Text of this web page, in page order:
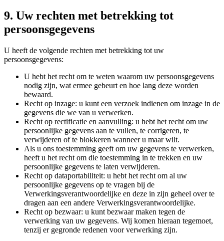
9. Uw rechten met betrekking tot
persoonsgegevens
U heeft de volgende rechten met betrekking tot uw
persoonsgegevens:
U hebt het recht om te weten waarom uw persoonsgegevens
nodig zijn, wat ermee gebeurt en hoe lang deze worden
bewaard.
Recht op inzage: u kunt een verzoek indienen om inzage in de
gegevens die we van u verwerken.
Recht op rectificatie en aanvulling: u hebt het recht om uw
persoonlijke gegevens aan te vullen, te corrigeren, te
verwijderen of te blokkeren wanneer u maar wilt.
Als u ons toestemming geeft om uw gegevens te verwerken,
heeft u het recht om die toestemming in te trekken en uw
persoonlijke gegevens te laten verwijderen.
Recht op dataportabiliteit: u hebt het recht om al uw
persoonlijke gegevens op te vragen bij de
Verwerkingsverantwoordelijke en deze in zijn geheel over te
dragen aan een andere Verwerkingsverantwoordelijke.
Recht op bezwaar: u kunt bezwaar maken tegen de
verwerking van uw gegevens. Wij komen hieraan tegemoet,
tenzij er gegronde redenen voor verwerking zijn.